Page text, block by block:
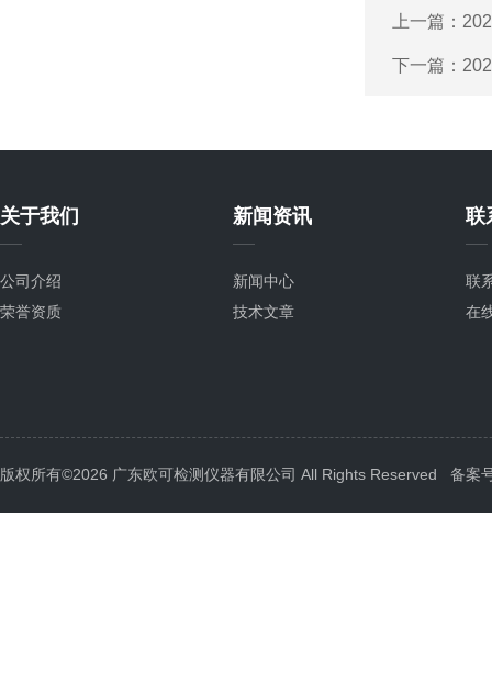
上一篇：
下一篇：
关于我们
公司介绍
荣誉资质
新闻资讯
新闻中心
技术文章
联
联
在
版权所有©2026 广东欧可检测仪器有限公司 All Rights Reserved 备案